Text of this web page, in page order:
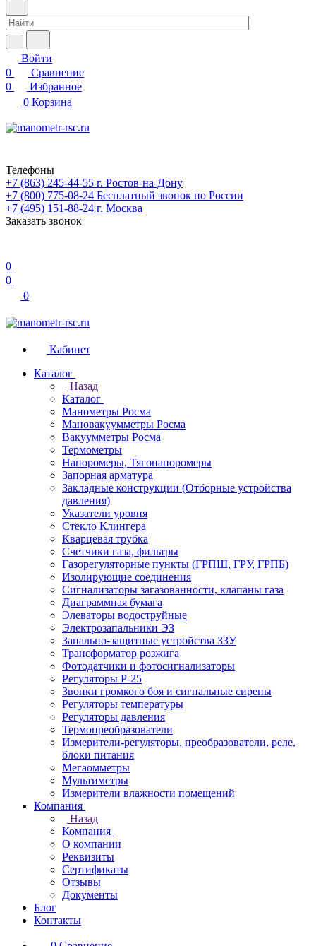
Войти
0
Сравнение
0
Избранное
0 Корзина
Телефоны
+7 (863) 245-44-55 г. Ростов-на-Дону
+7 (800) 775-08-24 Бесплатный звонок по России
+7 (495) 151-88-24 г. Москва
Заказать звонок
0
0
0
Кабинет
Каталог
Назад
Каталог
Манометры Росма
Мановакуумметры Росма
Вакуумметры Росма
Термометры
Напоромеры, Тягонапоромеры
Запорная арматура
Закладные конструкции (Отборные устройства
давления)
Указатели уровня
Стекло Клингера
Кварцевая трубка
Счетчики газа, фильтры
Газорегуляторные пункты (ГРПШ, ГРУ, ГРПБ)
Изолирующие соединения
Сигнализаторы загазованности, клапаны газа
Диаграммная бумага
Элеваторы водоструйные
Электрозапальники ЭЗ
Запально-защитные устройства ЗЗУ
Трансформатор розжига
Фотодатчики и фотосигнализаторы
Регуляторы Р-25
Звонки громкого боя и сигнальные сирены
Регуляторы температуры
Регуляторы давления
Термопреобразователи
Измерители-регуляторы, преобразователи, реле,
блоки питания
Мегаомметры
Мультиметры
Измерители влажности помещений
Компания
Назад
Компания
О компании
Реквизиты
Сертификаты
Отзывы
Документы
Блог
Контакты